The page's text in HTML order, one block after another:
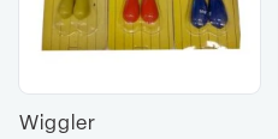
Wiggler